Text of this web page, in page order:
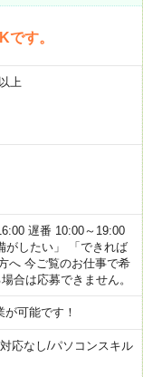
す。
上
遅番 10:00～19:00
がしたい」 「できれば
へ 今ご覧のお仕事で希
合は応募できません。
可能です！
応なし/パソコンスキル